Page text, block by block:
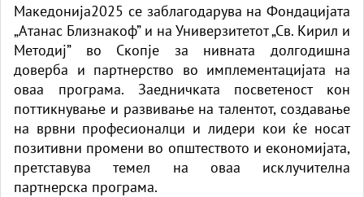
синџирот на снабдување
Македонија2025 се заблагодарува на Фондацијата
„Атанас Близнакоф” и на Универзитетот „Св. Кирил и
Методиј” во Скопје за нивната долгодишна
доверба и партнерство во имплементацијата на
оваа програма. Заедничката посветеност кон
поттикнување и развивање на талентот, создавање
на врвни професионалци и лидери кои ќе носат
позитивни промени во општеството и економијата,
претставува темел на оваа исклучителна
партнерска програма.